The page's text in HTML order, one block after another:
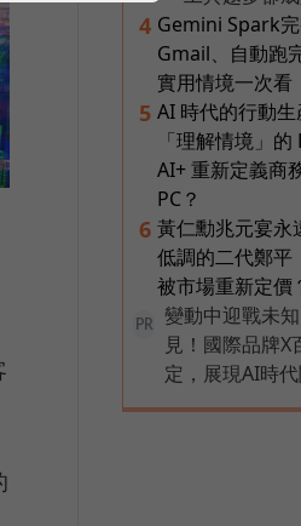
4 Gemini Spark
Gmail、自動跑
實用情境一次看
5 AI 時代的行動
「理解情境」
AI+ 重新定義商
PC？
6 黃仁勳兆元宴永
低調的二代鄭平
被市場重新定價
PR
變動中迎戰未
見！國際品牌
定，展現AI時